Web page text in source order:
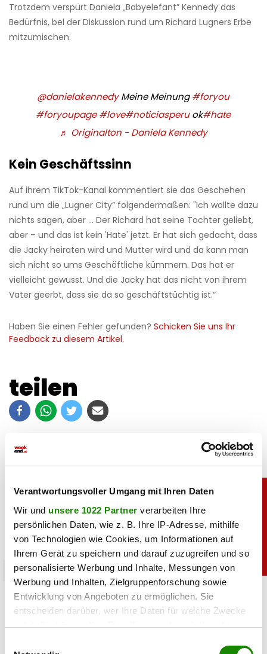
Verantwortungsvoller Umgang mit Ihren Daten
Wir und unsere 1022 Partner verarbeiten Ihre
persönlichen Daten, wie z. B. Ihre IP-Adresse, mithilfe
von Technologien wie Cookies, um Informationen auf
Ihrem Gerät zu speichern und darauf zuzugreifen und so
personalisierte Werbung und Inhalte, Messungen von
Werbung und Inhalten, Zielgruppenforschung sowie
Entwicklung von Angeboten zu ermöglichen. Sie
entscheiden darüber, wer Ihre Daten für welche Zwecke
nutzt. Sie können Ihre Einwilligung jederzeit über die
Trotzdem verspürt Daniela „Babyelefant” Kennedy das
Bedürfnis, bei der Diskussion rund um Richard Lugners Erbe
mitzumischen.
@danielakennedyMeine Meinung#foryou
#foryoupage #love#noticiasperuok#hate
♬ Originalton - Daniela Kennedy
Kein Geschäftssinn
Auf ihrem TikTok-Kanal kommentiert sie das Geschehen
rund um die „Lugner City” folgendermaßen: "Ich wollte dazu
nichts sagen, aber ... Der Richard hat seine Tochter geliebt,
aber – und das ist kein 'Hate' jetzt. Er hat sich gedacht, dass
die Jacky heiraten wird und Mutter wird und da kann man
sich nicht so ums Geschäftliche kümmern. Das hat er
vielleicht gewusst. Und die Jacky hat das nicht von ihrem
Vater geerbt, dass sie da so geschäftstüchtig ist.“
Haben Sie einen Fehler gefunden? Schicken Sie uns Ihr
Feedback zu diesem Artikel.
teilen
sport
Heiß: Lindsey Vonn zeigt Traumfigur im Urlaub
06.08.2026 UM 09:28,JOVANA BOROJEVIC